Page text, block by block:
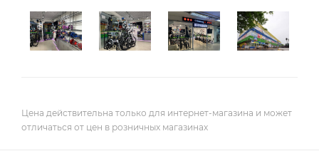
Цена действительна только для интернет-магазина и может
отличаться от цен в розничных магазинах